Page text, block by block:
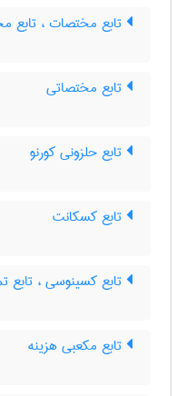
تابع مختصات ، تابع
تابع مختصاتی
تابع حلزونی کورنو
تابع کسکانت
تابع کسینوسی ، تابع
تابع مکعبی هزینه